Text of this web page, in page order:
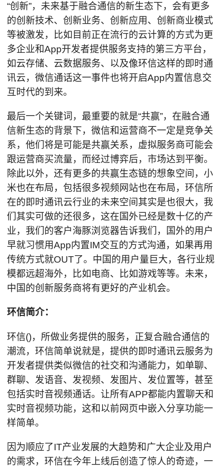
“创新”，未来基于融合通信的新生态下，会有更多
的创新技术、创新业务、创新应用、创新商业模式
等被激发，比如目前正在流行的云计算的方式为更
多企业和App开发者提供服务支持的第三方平台，
如云存储、云数据服务、以及像环信这样的即时通
讯云，微信通话这一事件也将开启App内置信息交
互时代的到来。
最后一个关键词，最重要的就是“共赢”，在融合通
信新生态的背景下，微信和运营商不一定是竞争关
系，他们将是可能是共赢关系，虚拟服务商可能会
跟运营商买流量，而经过博弈后，市场达到平衡。
除此以外，还有更多的共赢生态链的想象空间，小
米也在布局，包括很多视频网站也在布局，环信所
在的即时通讯云行业的未来空间其实是也很大，我
们其实可做的还很多，这在国外已经是数十亿的产
业，我们的客户海豚浏览器告诉我们，国外的用户
早就习惯用App内置IM交互的方式沟通，如果再用
传统方式就OUT了。中国的用户量巨大，各行业规
模都远超海外，比如电商、比如游戏等等。未来，
中国的创新服务商将有更好的产业机会。
环信简介：
环信()，所做业务提供的服务，正复合融合通信的
潮流，环信简单说就是，提供的即时通讯云服务为
开发者提供类似微信的社交和沟通能力，如单聊、
群聊、发语音、发视频、发图片、发位置等，甚至
包括实时音视频通话。让所有APP都能内置聊天和
实时音视频功能，这和以前网页中嵌入分享功能一
样简单。
因为顺应了IT产业发展的大趋势和广大企业及用户
的需求，环信在今年上线后创造了惊人的奇迹，一